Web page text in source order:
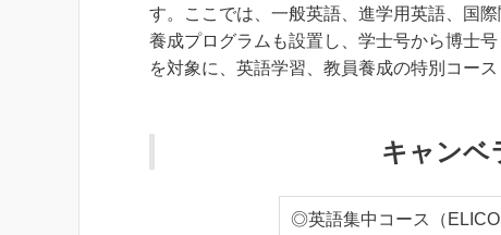
す。ここでは、一般英語、進学用英語、国
養成プログラムも設置し、学士号から博士
を対象に、英語学習、教員養成の特別コース
キャンベ
◎英語集中コース（